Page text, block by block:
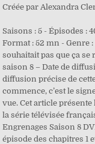
Créée par Alexandra
Saisons : 5 - Épisodes :
Format : 52 mn - Genre
souhaitait pas que ça
saison 8 – Date de
diffusion précise de
commence, c’est le
vue. Cet article
la série télévisée
Engrenages Saison 8
épisode des chapitres 1